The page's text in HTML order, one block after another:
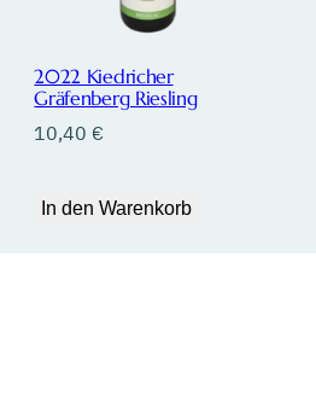
2022 Kiedricher
Gräfenberg Riesling
10,40 €
In den Warenkorb